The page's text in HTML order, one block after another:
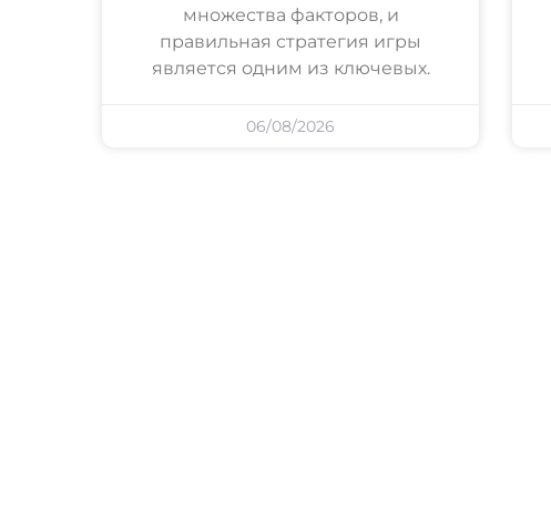
множества факторов, и
правильная стратегия игры
является одним из ключевых.
06/08/2026